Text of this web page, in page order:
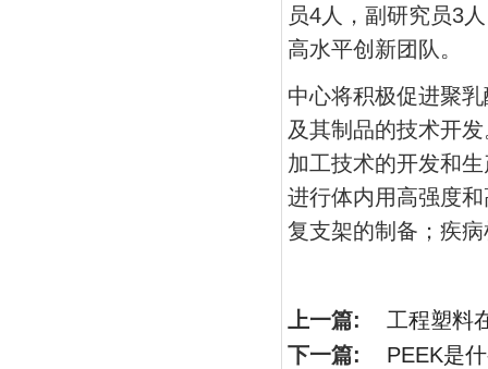
员4人，副研究员3
高水平创新团队。
中心将积极促进聚
及其制品的技术开
加工技术的开发和
进行体内用高强度
复支架的制备；疾
上一篇: 工程塑料
下一篇: PEEK是